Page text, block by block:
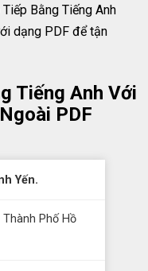
Bằng Tiếng Anh
dạng PDF để tận
Tiếng Anh Với
PDF
Yến.
Phố Hồ